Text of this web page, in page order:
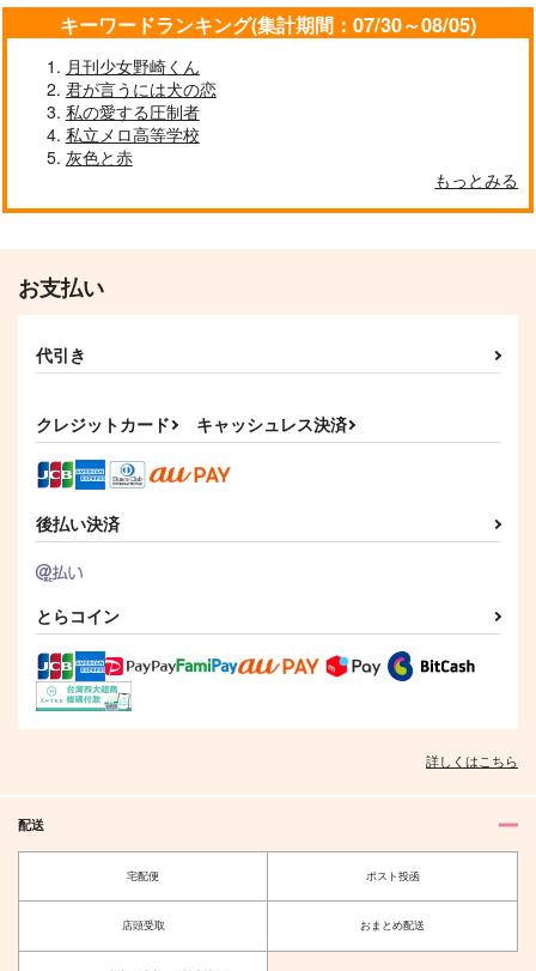
最高を、貴方に
お化け屋敷
330円（税込）
アズール×リーチ兄弟
サンプル
作品詳細
サンプル
キーワードランキング(集計期間：07/30～08/05)
月刊少女野崎くん
君が言うには犬の恋
私の愛する圧制者
私立メロ高等学校
灰色と赤
もっとみる
お支払い
代引き
クレジットカード キャッシュレス決済
後払い決済
とらコイン
詳しくはこちら
配送
宅配便 ポスト投函
店頭受取 おまとめ配送